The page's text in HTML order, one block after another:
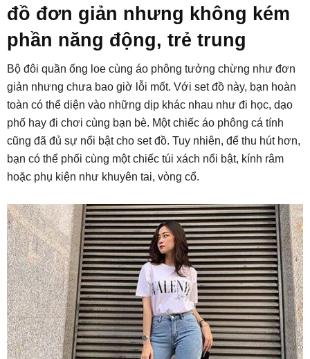
đồ đơn giản nhưng không kém
phần năng động, trẻ trung
Bộ đôi quần ống loe cùng áo phông tưởng chừng như đơn
giản nhưng chưa bao giờ lỗi mốt. Với set đồ này, bạn hoàn
toàn có thể diện vào những dịp khác nhau như đi học, dạo
phố hay đi chơi cùng bạn bè. Một chiếc áo phông cá tính
cũng đã đủ sự nổi bật cho set đồ. Tuy nhiên, để thu hút hơn,
bạn có thể phối cùng một chiếc túi xách nổi bật, kính râm
hoặc phụ kiện như khuyên tai, vòng cổ.